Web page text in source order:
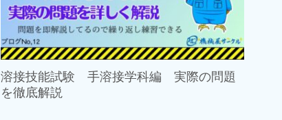
溶接技能試験 手溶接学科編 実際の問題
を徹底解説